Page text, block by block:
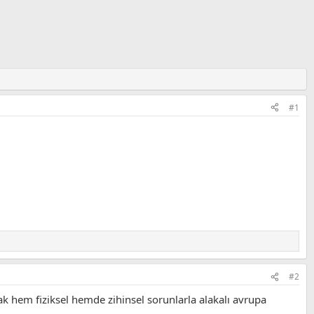
#1
#2
hem fiziksel hemde zihinsel sorunlarla alakalı avrupa